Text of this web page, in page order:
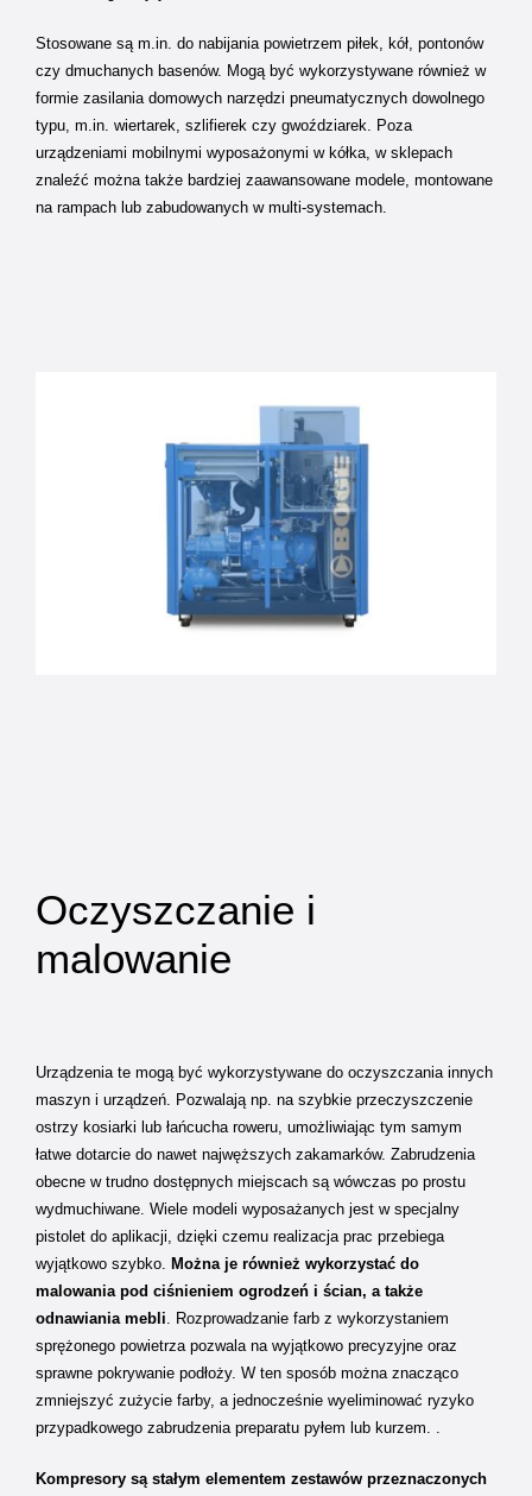
Stosowane są m.in. do nabijania powietrzem piłek, kół, pontonów
czy dmuchanych basenów. Mogą być wykorzystywane również w
formie zasilania domowych narzędzi pneumatycznych dowolnego
typu, m.in. wiertarek, szlifierek czy gwoździarek. Poza
urządzeniami mobilnymi wyposażonymi w kółka, w sklepach
znaleźć można także bardziej zaawansowane modele, montowane
na rampach lub zabudowanych w multi-systemach.
Oczyszczanie i
malowanie
Urządzenia te mogą być wykorzystywane do oczyszczania innych
maszyn i urządzeń. Pozwalają np. na szybkie przeczyszczenie
ostrzy kosiarki lub łańcucha roweru, umożliwiając tym samym
łatwe dotarcie do nawet najwęższych zakamarków. Zabrudzenia
obecne w trudno dostępnych miejscach są wówczas po prostu
wydmuchiwane. Wiele modeli wyposażanych jest w specjalny
pistolet do aplikacji, dzięki czemu realizacja prac przebiega
wyjątkowo szybko. Można je również wykorzystać do
malowania pod ciśnieniem ogrodzeń i ścian, a także
odnawiania mebli. Rozprowadzanie farb z wykorzystaniem
sprężonego powietrza pozwala na wyjątkowo precyzyjne oraz
sprawne pokrywanie podłoży. W ten sposób można znacząco
zmniejszyć zużycie farby, a jednocześnie wyeliminować ryzyko
przypadkowego zabrudzenia preparatu pyłem lub kurzem. .
Kompresory są stałym elementem zestawów przeznaczonych